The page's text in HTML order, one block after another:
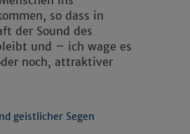
so dass in
der Sound des
und – ich wage es
noch, attraktiver
geistlicher Segen